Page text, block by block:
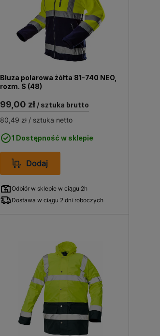
Bluza polarowa żółta 81-740 NEO,
rozm. S (48)
99,00 zł / sztuka brutto
80,49 zł / sztuka netto
1 Dostępność w sklepie
Dodaj
Odbiór w sklepie w ciągu 2h
Dostawa w ciągu 2 dni roboczych